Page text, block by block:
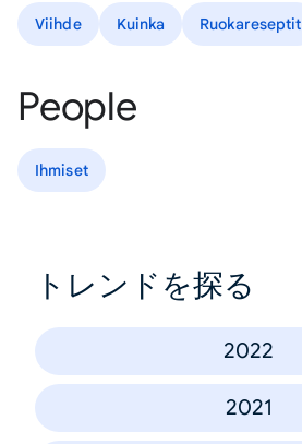
Viihde Kuinka Ruokareseptit
People
Ihmiset
トレンドを探る
2022
2021